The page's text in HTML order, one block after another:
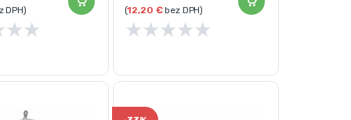
DPH)
★★
(12,20 €bez DPH)
★★★★★